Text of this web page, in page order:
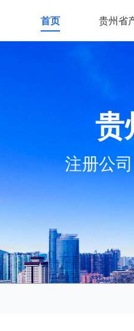
首页 贵州省
贵
注册公